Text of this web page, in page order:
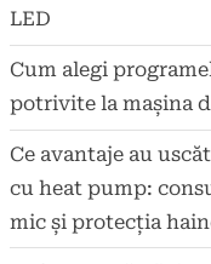
LED
Cum alegi
potrivite la mașina
Ce avantaje au
cu heat pump:
mic și protecția